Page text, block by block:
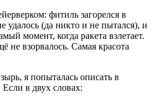
фитиль загорелся в
удалось (да никто и не пытался), и
момент, когда ракета взлетает.
не взорвалось. Самая красота
я попыталась описать в
Если в двух словах: